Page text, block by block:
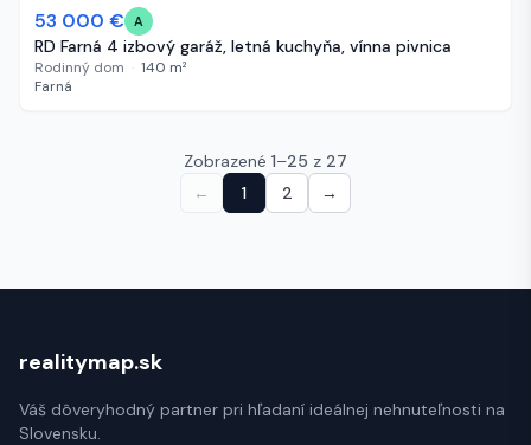
451 dní
53 000 € A
RD Farná 4 izbový garáž, letná kuchyňa, vínna pivnica
Rodinný dom · 140 m²
Farná
Zobrazené 1–25 z 27
←
1 2 →
realitymap.sk
Váš dôveryhodný partner pri hľadaní ideálnej nehnuteľnosti na
Slovensku.